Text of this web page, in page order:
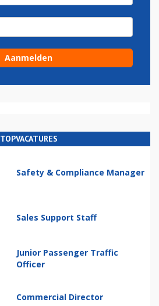
TOPVACATURES
Safety & Compliance Manager
Sales Support Staff
Junior Passenger Traffic
Officer
Commercial Director